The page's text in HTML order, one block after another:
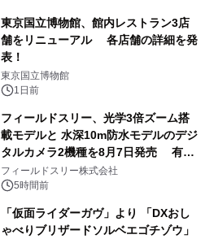
東京国立博物館、館内レストラン3店
舗をリニューアル 各店舗の詳細を発
表！
東京国立博物館
1日前
フィールドスリー、光学3倍ズーム搭
載モデルと 水深10m防水モデルのデジ
タルカメラ2機種を8月7日発売 有効
約1300万画素、用途別に選べるコンデ
ジ新登場
フィールドスリー株式会社
5時間前
「仮面ライダーガヴ」より 「DXおし
ゃべりブリザードソルベエゴチゾウ」